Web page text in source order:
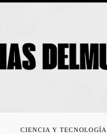
CIENCIA Y TECNOLOGÍA